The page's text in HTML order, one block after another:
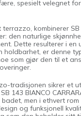
spesielt velegnet
kombinerer SB
den naturlige
Dette resulterer i en
holdbarhet, er denne
som gjør den til et
tradisjonen sikrer et
143 BIANCO
men i ethvert
og funksjonell